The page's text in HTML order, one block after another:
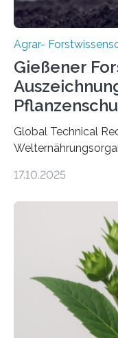
Agrar-
Gießener
Global Technical
aber Krankheiten
und dem
daher
bekämpfen,
erhalten bleiben.
Gießen (JLU)
Marc F. Schetelig
17.10.2025